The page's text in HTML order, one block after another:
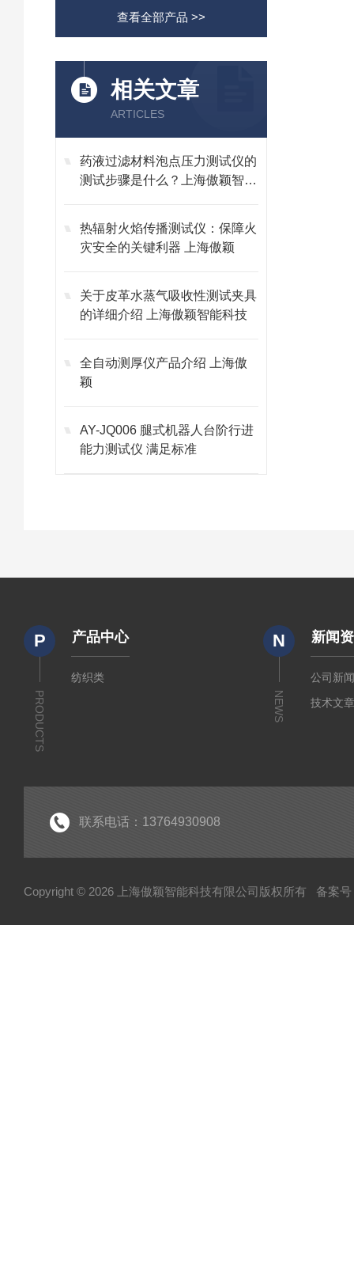
查看全部产品 >>
相关文章
ARTICLES
药液过滤材料泡点压力测试仪的
测试步骤是什么？上海傲颖智能
热辐射火焰传播测试仪：保障火
灾安全的关键利器 上海傲颖
关于皮革水蒸气吸收性测试夹具
的详细介绍 上海傲颖智能科技
全自动测厚仪产品介绍 上海傲
颖
AY-JQ006 腿式机器人台阶行进
能力测试仪 满足标准
P
PRODUCTS
产品中心
纺织类
N
NEWS
新闻
公司新
技术文
联系电话：13764930908
Copyright © 2026 上海傲颖智能科技有限公司版权所有 备案号